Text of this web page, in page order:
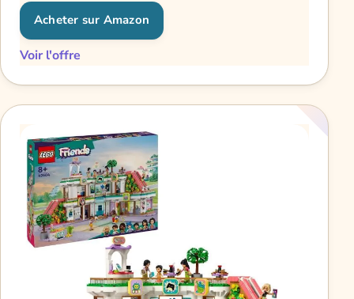
Acheter sur Amazon
Voir l'offre